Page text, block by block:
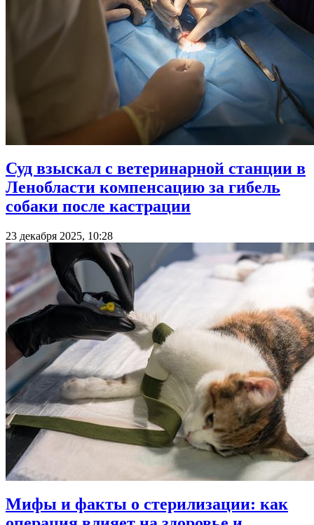
Суд взыскал с ветеринарной станции в
Ленобласти компенсацию за гибель
собаки после кастрации
23 декабря 2025, 10:28
Мифы и факты о стерилизации: как